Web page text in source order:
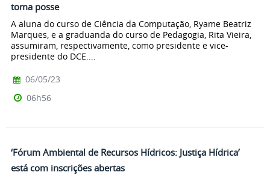
toma posse
A aluna do curso de Ciência da Computação, Ryame Beatriz
Marques, e a graduanda do curso de Pedagogia, Rita Vieira,
assumiram, respectivamente, como presidente e vice-
presidente do DCE....
06/05/23
06h56
‘Fórum Ambiental de Recursos Hídricos: Justiça Hídrica’
está com inscrições abertas